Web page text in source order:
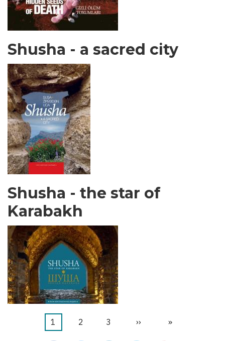
Shusha - a sacred city
Shusha - the star of
Karabakh
Pagination
Şu
1 Sayfa
2 Sayfa
3
Sonraki
››
Last
»